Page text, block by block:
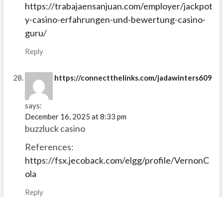
https://trabajaensanjuan.com/employer/jackpot
y-casino-erfahrungen-und-bewertung-casino-
guru/
Reply
https://connectthelinks.com/jadawinters609
says:
December 16, 2025 at 8:33 pm
buzzluck casino
References:
https://fsx.jecoback.com/elgg/profile/VernonC
ola
Reply